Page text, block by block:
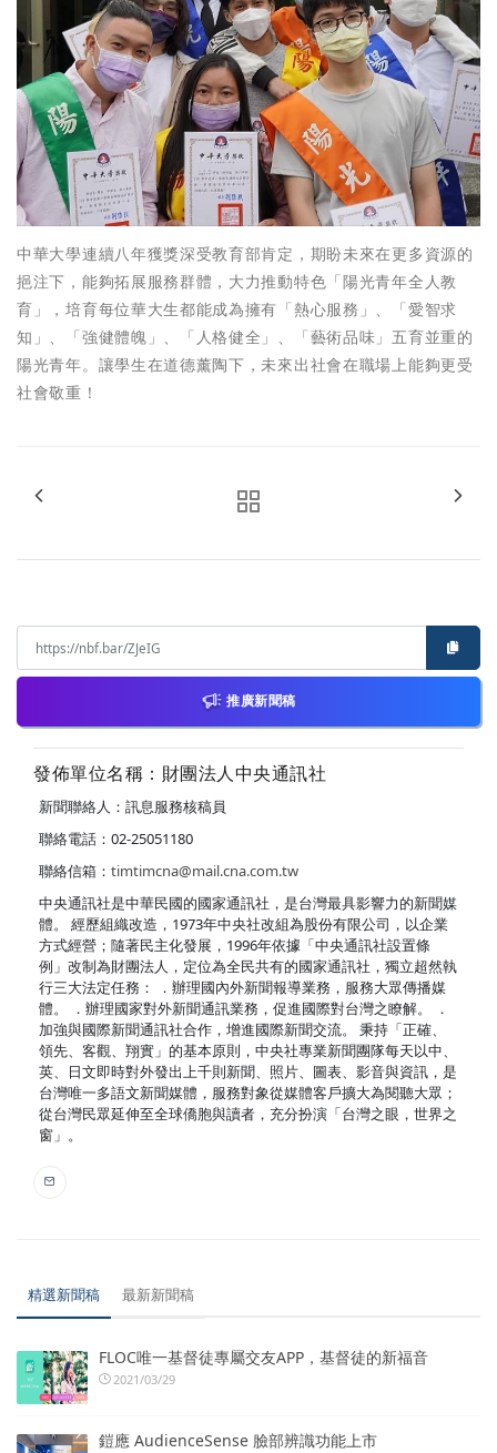
中華大學連續八年獲獎深受教育部肯定，期盼未來在更多資源的
挹注下，能夠拓展服務群體，大力推動特色「陽光青年全人教
育」，培育每位華大生都能成為擁有「熱心服務」、「愛智求
知」、「強健體魄」、「人格健全」、「藝術品味」五育並重的
陽光青年。讓學生在道德薰陶下，未來出社會在職場上能夠更受
社會敬重！
推廣新聞稿
發佈單位名稱：財團法人中央通訊社
新聞聯絡人：訊息服務核稿員
聯絡電話：02-25051180
聯絡信箱： timtimcna@mail.cna.com.tw
中央通訊社是中華民國的國家通訊社，是台灣最具影響力的新聞媒
體。 經歷組織改造，1973年中央社改組為股份有限公司，以企業
方式經營；隨著民主化發展，1996年依據「中央通訊社設置條
例」改制為財團法人，定位為全民共有的國家通訊社，獨立超然執
行三大法定任務： ．辦理國內外新聞報導業務，服務大眾傳播媒
體。 ．辦理國家對外新聞通訊業務，促進國際對台灣之瞭解。 ．
加強與國際新聞通訊社合作，增進國際新聞交流。 秉持「正確、
領先、客觀、翔實」的基本原則，中央社專業新聞團隊每天以中、
英、日文即時對外發出上千則新聞、照片、圖表、影音與資訊，是
台灣唯一多語文新聞媒體，服務對象從媒體客戶擴大為閱聽大眾；
從台灣民眾延伸至全球僑胞與讀者，充分扮演「台灣之眼，世界之
窗」。
精選新聞稿 最新新聞稿
FLOC唯一基督徒專屬交友APP，基督徒的新福音
2021/03/29
鎧應 AudienceSense 臉部辨識功能上市